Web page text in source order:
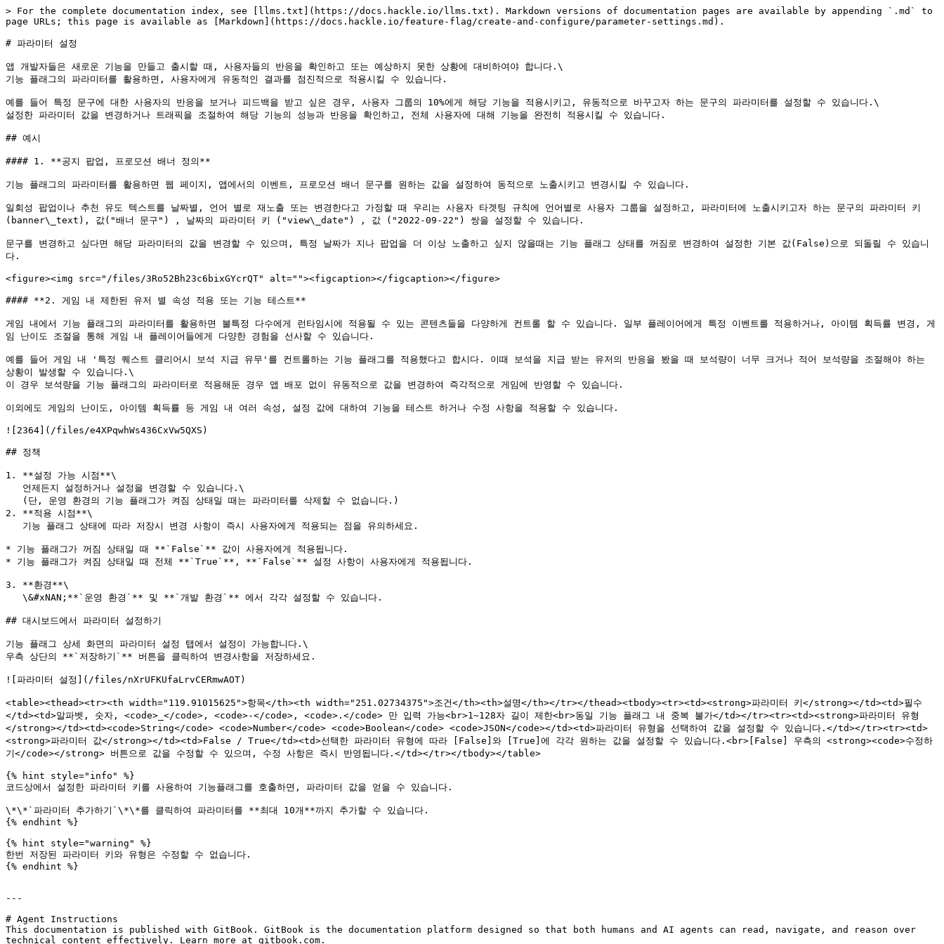
> For the complete documentation index, see [llms.txt](https://docs.hackle.io/llms.txt). Markdown versions of documentation pages are available by appending `.md` to
page URLs; this page is available as [Markdown](https://docs.hackle.io/feature-flag/create-and-configure/parameter-settings.md).
# 파라미터 설정
앱 개발자들은 새로운 기능을 만들고 출시할 때, 사용자들의 반응을 확인하고 또는 예상하지 못한 상황에 대비하여야 합니다.\
기능 플래그의 파라미터를 활용하면, 사용자에게 유동적인 결과를 점진적으로 적용시킬 수 있습니다.
예를 들어 특정 문구에 대한 사용자의 반응을 보거나 피드백을 받고 싶은 경우, 사용자 그룹의 10%에게 해당 기능을 적용시키고, 유동적으로 바꾸고자 하는 문구의 파라미터를 설정할 수 있습니다.\
설정한 파라미터 값을 변경하거나 트래픽을 조절하여 해당 기능의 성능과 반응을 확인하고, 전체 사용자에 대해 기능을 완전히 적용시킬 수 있습니다.
## 예시
#### 1. **공지 팝업, 프로모션 배너 정의**
기능 플래그의 파라미터를 활용하면 웹 페이지, 앱에서의 이벤트, 프로모션 배너 문구를 원하는 값을 설정하여 동적으로 노출시키고 변경시킬 수 있습니다.
일회성 팝업이나 추천 유도 텍스트를 날짜별, 언어 별로 재노출 또는 변경한다고 가정할 때 우리는 사용자 타겟팅 규칙에 언어별로 사용자 그룹을 설정하고, 파라미터에 노출시키고자 하는 문구의 파라미터 키
(banner\_text), 값("배너 문구") , 날짜의 파라미터 키 ("view\_date") , 값 ("2022-09-22") 쌍을 설정할 수 있습니다.
문구를 변경하고 싶다면 해당 파라미터의 값을 변경할 수 있으며, 특정 날짜가 지나 팝업을 더 이상 노출하고 싶지 않을때는 기능 플래그 상태를 꺼짐로 변경하여 설정한 기본 값(False)으로 되돌릴 수 있습니
다.
<figure><img src="/files/3Ro52Bh23c6bixGYcrQT" alt=""><figcaption></figcaption></figure>
#### **2. 게임 내 제한된 유저 별 속성 적용 또는 기능 테스트**
게임 내에서 기능 플래그의 파라미터를 활용하면 불특정 다수에게 런타임시에 적용될 수 있는 콘텐츠들을 다양하게 컨트롤 할 수 있습니다. 일부 플레이어에게 특정 이벤트를 적용하거나, 아이템 획득률 변경, 게
임 난이도 조절을 통해 게임 내 플레이어들에게 다양한 경험을 선사할 수 있습니다.
예를 들어 게임 내 '특정 퀘스트 클리어시 보석 지급 유무'를 컨트롤하는 기능 플래그를 적용했다고 합시다. 이때 보석을 지급 받는 유저의 반응을 봤을 때 보석량이 너무 크거나 적어 보석량을 조절해야 하는
상황이 발생할 수 있습니다.\
이 경우 보석량을 기능 플래그의 파라미터로 적용해둔 경우 앱 배포 없이 유동적으로 값을 변경하여 즉각적으로 게임에 반영할 수 있습니다.
이외에도 게임의 난이도, 아이템 획득률 등 게임 내 여러 속성, 설정 값에 대하여 기능을 테스트 하거나 수정 사항을 적용할 수 있습니다.
![2364](/files/e4XPqwhWs436CxVw5QXS)
## 정책
1. **설정 가능 시점**\
2. **적용 시점**\
* 기능 플래그가 꺼짐 상태일 때 **`False`** 값이 사용자에게 적용됩니다.
* 기능 플래그가 켜짐 상태일 때 전체 **`True`**, **`False`** 설정 사항이 사용자에게 적용됩니다.
3. **환경**\
## 대시보드에서 파라미터 설정하기
기능 플래그 상세 화면의 파라미터 설정 탭에서 설정이 가능합니다.\
우측 상단의 **`저장하기`** 버튼을 클릭하여 변경사항을 저장하세요.
![파라미터 설정](/files/nXrUFKUfaLrvCERmwAOT)
<table><thead><tr><th width="119.91015625">항목</th><th width="251.02734375">조건</th><th>설명</th></tr></thead><tbody><tr><td><strong>파라미터 키</strong></td><td>필수
</td><td>알파벳, 숫자, <code>_</code>, <code>-</code>, <code>.</code> 만 입력 가능<br>1~128자 길이 제한<br>동일 기능 플래그 내 중복 불가</td></tr><tr><td><strong>파라미터 유형
</strong></td><td><code>String</code> <code>Number</code> <code>Boolean</code> <code>JSON</code></td><td>파라미터 유형을 선택하여 값을 설정할 수 있습니다.</td></tr><tr><td>
<strong>파라미터 값</strong></td><td>False / True</td><td>선택한 파라미터 유형에 따라 [False]와 [True]에 각각 원하는 값을 설정할 수 있습니다.<br>[False] 우측의 <strong><code>수정하
기</code></strong> 버튼으로 값을 수정할 수 있으며, 수정 사항은 즉시 반영됩니다.</td></tr></tbody></table>
{% hint style="info" %}
코드상에서 설정한 파라미터 키를 사용하여 기능플래그를 호출하면, 파라미터 값을 얻을 수 있습니다.
\*\*`파라미터 추가하기`\*\*를 클릭하여 파라미터를 **최대 10개**까지 추가할 수 있습니다.
{% endhint %}
{% hint style="warning" %}
한번 저장된 파라미터 키와 유형은 수정할 수 없습니다.
{% endhint %}
---
# Agent Instructions
This documentation is published with GitBook. GitBook is the documentation platform designed so that both humans and AI agents can read, navigate, and reason over
technical content effectively. Learn more at gitbook.com.